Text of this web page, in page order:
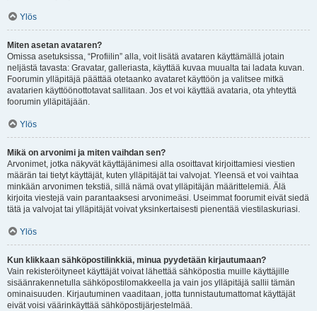
Ylös
Miten asetan avataren?
Omissa asetuksissa, “Profiilin” alla, voit lisätä avataren käyttämällä jotain
neljästä tavasta: Gravatar, galleriasta, käyttää kuvaa muualta tai ladata kuvan.
Foorumin ylläpitäjä päättää otetaanko avataret käyttöön ja valitsee mitkä
avatarien käyttöönottotavat sallitaan. Jos et voi käyttää avataria, ota yhteyttä
foorumin ylläpitäjään.
Ylös
Mikä on arvonimi ja miten vaihdan sen?
Arvonimet, jotka näkyvät käyttäjänimesi alla osoittavat kirjoittamiesi viestien
määrän tai tietyt käyttäjät, kuten ylläpitäjät tai valvojat. Yleensä et voi vaihtaa
minkään arvonimen tekstiä, sillä nämä ovat ylläpitäjän määrittelemiä. Älä
kirjoita viestejä vain parantaaksesi arvonimeäsi. Useimmat foorumit eivät siedä
tätä ja valvojat tai ylläpitäjät voivat yksinkertaisesti pienentää viestilaskuriasi.
Ylös
Kun klikkaan sähköpostilinkkiä, minua pyydetään kirjautumaan?
Vain rekisteröityneet käyttäjät voivat lähettää sähköpostia muille käyttäjille
sisäänrakennetulla sähköpostilomakkeella ja vain jos ylläpitäjä sallii tämän
ominaisuuden. Kirjautuminen vaaditaan, jotta tunnistautumattomat käyttäjät
eivät voisi väärinkäyttää sähköpostijärjestelmää.